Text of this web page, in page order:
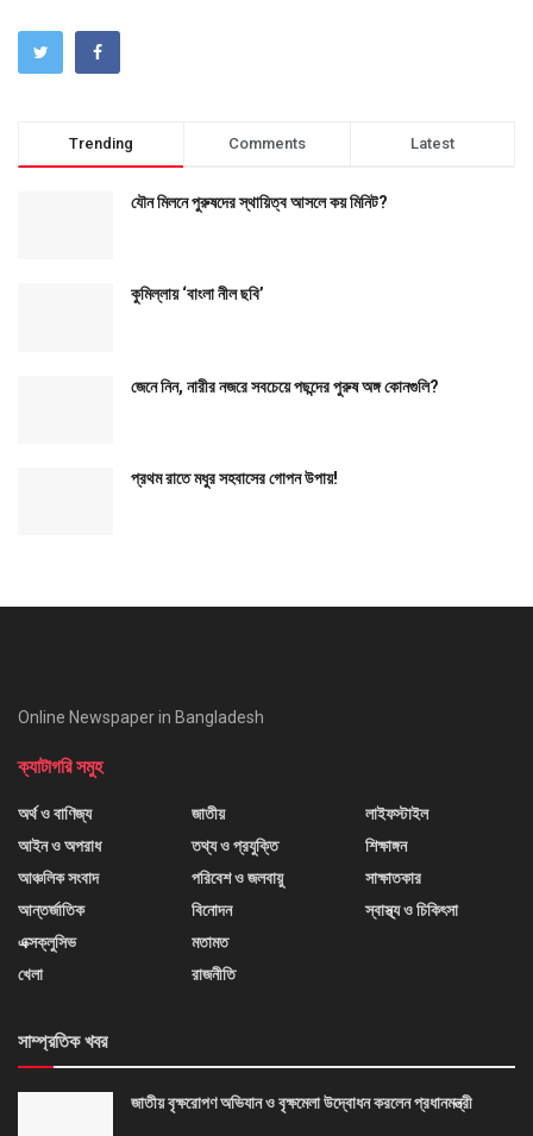
Trending Comments Latest
যৌন মিলনে পুরুষদের স্থায়িত্ব আসলে কয় মিনিট?
কুমিল্লায় ‘বাংলা নীল ছবি’
জেনে নিন, নারীর নজরে সবচেয়ে পছন্দের পুরুষ অঙ্গ কোনগুলি?
প্রথম রাতে মধুর সহবাসের গোপন উপায়!
Online Newspaper in Bangladesh
ক্যাটাগরি সমুহ
অর্থ ও বাণিজ্য
আইন ও অপরাধ
আঞ্চলিক সংবাদ
আন্তর্জাতিক
এক্সক্লুসিভ
খেলা
জাতীয়
তথ্য ও প্রযুক্তি
পরিবেশ ও জলবায়ু
বিনোদন
মতামত
রাজনীতি
লাইফস্টাইল
শিক্ষাঙ্গন
সাক্ষাতকার
স্বাস্থ্য ও চিকিৎসা
সাম্প্রতিক খবর
জাতীয় বৃক্ষরোপণ অভিযান ও বৃক্ষমেলা উদ্বোধন করলেন প্রধানমন্ত্রী